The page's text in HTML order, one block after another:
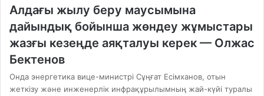
Алдағы жылу беру маусымына
дайындық бойынша жөндеу жұмыстары
жазғы кезеңде аяқталуы керек — Олжас
Бектенов
Онда энергетика вице-министрі Сұңғат Есімханов, отын
жеткізу және инженерлік инфрақұрылымның жай-күйі туралы